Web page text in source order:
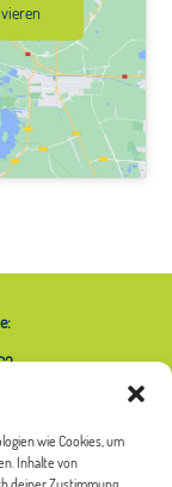
wie Cookies, um
Inhalte von